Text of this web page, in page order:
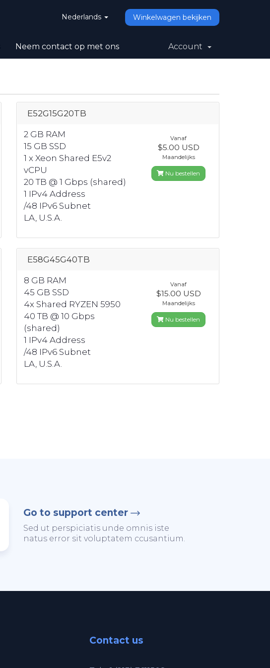
Nederlands Winkelwagen bekijken
Neem contact op met ons Account
E52G15G20TB
2 GB RAM
15 GB SSD
1 x Xeon Shared E5v2
vCPU
20 TB @ 1 Gbps (shared)
1 IPv4 Address
/48 IPv6 Subnet
LA, U.S.A.
Vanaf
$5.00 USD
Maandelijks
Nu bestellen
E58G45G40TB
8 GB RAM
45 GB SSD
4x Shared RYZEN 5950
40 TB @ 10 Gbps
(shared)
1 IPv4 Address
/48 IPv6 Subnet
LA, U.S.A.
Vanaf
$15.00 USD
Maandelijks
Nu bestellen
Go to support center
Sed ut perspiciatis unde omnis iste
natus error sit voluptatem ccusantium.
Contact us